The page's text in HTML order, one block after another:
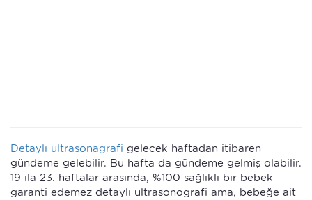
Detaylı ultrasonagrafi gelecek haftadan itibaren
gündeme gelebilir. Bu hafta da gündeme gelmiş olabilir.
19 ila 23. haftalar arasında, %100 sağlıklı bir bebek
garanti edemez detaylı ultrasonografi ama, bebeğe ait